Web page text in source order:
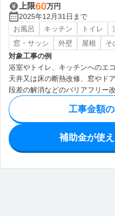
上限60万円
2025年12月31日まで
お風呂
キッチン トイレ
窓・サッシ
外壁 屋根
そ
対象工事の例
浴室やトイレ、キッチンへのエ
天井又は床の断熱改修、窓やド
段差の解消などのバリアフリー
工事金額
補助金が使